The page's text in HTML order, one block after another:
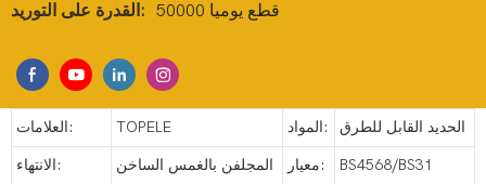
القدرة على التوريد: 50000 قطع يوميا
العلامات: TOPELE المواد: الحديد القابل للطرق
الانتهاء: المجلفن بالغمس الساخن معيار: BS4568/BS31